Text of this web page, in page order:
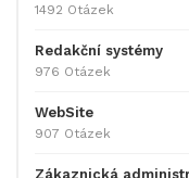
1492 Otázek
Redakční systémy
976 Otázek
WebSite
907 Otázek
Zákaznická